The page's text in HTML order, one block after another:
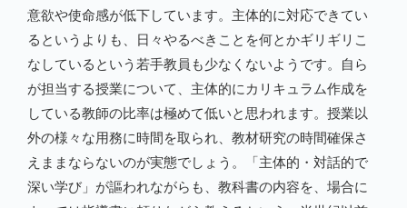
意欲や使命感が低下しています。主体的に対応できてい
るというよりも、日々やるべきことを何とかギリギリこ
なしているという若手教員も少なくないようです。自ら
が担当する授業について、主体的にカリキュラム作成を
している教師の比率は極めて低いと思われます。授業以
外の様々な用務に時間を取られ、教材研究の時間確保さ
えままならないのが実態でしょう。「主体的・対話的で
深い学び」が謳われながらも、教科書の内容を、場合に